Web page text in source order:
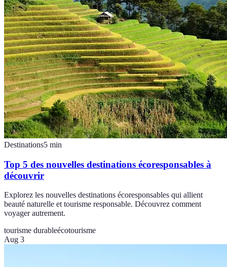
Destinations5 min
Top 5 des nouvelles destinations écoresponsables à
découvrir
Explorez les nouvelles destinations écoresponsables qui allient
beauté naturelle et tourisme responsable. Découvrez comment
voyager autrement.
tourisme durableécotourisme
Aug 3